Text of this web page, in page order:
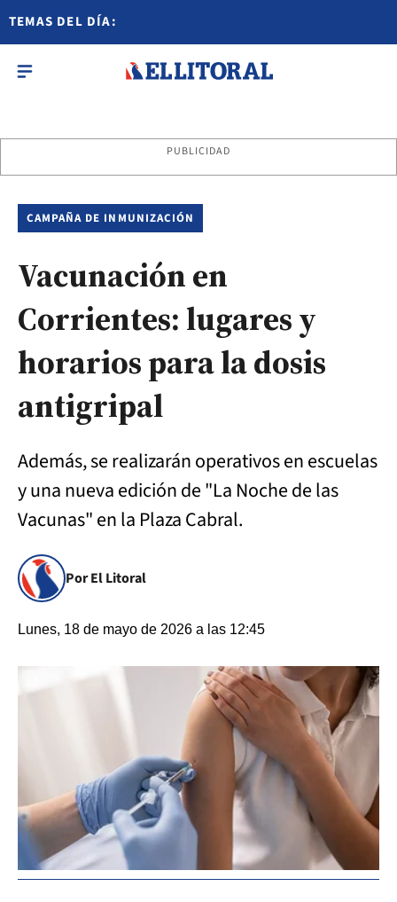
TEMAS DEL DÍA:
PUBLICIDAD
CAMPAÑA DE INMUNIZACIÓN
Vacunación en
Corrientes: lugares y
horarios para la dosis
antigripal
Además, se realizarán operativos en escuelas
y una nueva edición de "La Noche de las
Vacunas" en la Plaza Cabral.
Por El Litoral
Lunes, 18 de mayo de 2026 a las 12:45